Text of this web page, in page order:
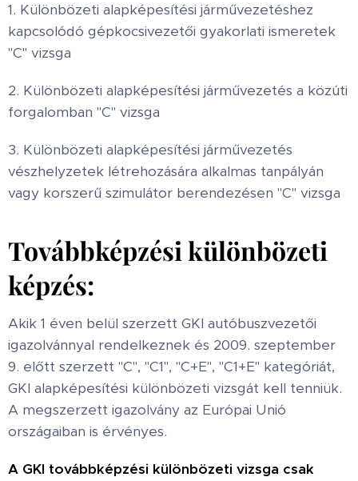
1. Különbözeti alapképesítési járművezetéshez
kapcsolódó gépkocsivezetői gyakorlati ismeretek
"C" vizsga
2. Különbözeti alapképesítési járművezetés a közúti
forgalomban "C" vizsga
3. Különbözeti alapképesítési járművezetés
vészhelyzetek létrehozására alkalmas tanpályán
vagy korszerű szimulátor berendezésen "C" vizsga
Továbbképzési különbözeti
képzés:
Akik 1 éven belül szerzett GKI autóbuszvezetői
igazolvánnyal rendelkeznek és 2009. szeptember
9. előtt szerzett "C", "C1", "C+E", "C1+E" kategóriát,
GKI alapképesítési különbözeti vizsgát kell tenniük.
A megszerzett igazolvány az Európai Unió
országaiban is érvényes.
A GKI továbbképzési különbözeti vizsga csak